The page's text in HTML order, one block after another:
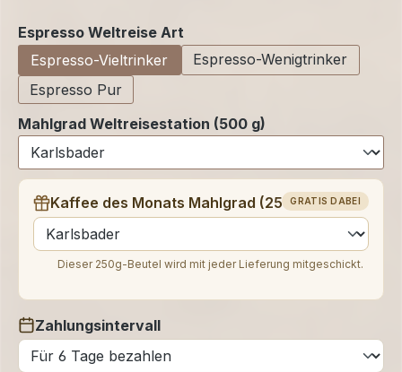
Espresso Weltreise Art
Espresso-Vieltrinker
Espresso-Wenigtrinker
Espresso Pur
Mahlgrad Weltreisestation (500 g)
GRATIS DABEI
Kaffee des Monats Mahlgrad (250 g)
auswählen
Dieser 250g-Beutel wird mit jeder Lieferung mitgeschickt.
Zahlungsintervall
auswählen